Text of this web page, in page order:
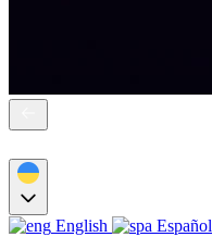
English Español